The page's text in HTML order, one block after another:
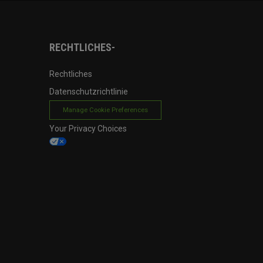
RECHTLICHES-
Rechtliches
Datenschutzrichtlinie
Manage Cookie Preferences
Your Privacy Choices